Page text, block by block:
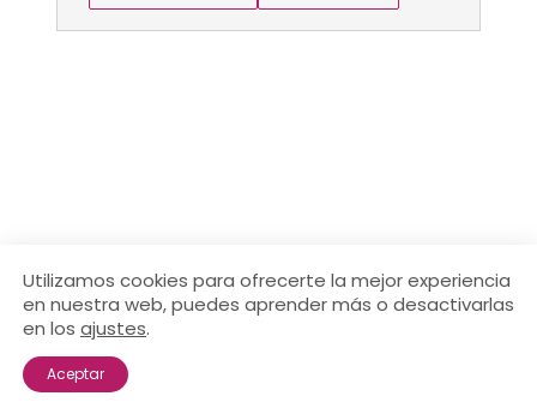
Utilizamos cookies para ofrecerte la mejor experiencia
en nuestra web, puedes aprender más o desactivarlas
en los ajustes.
Aceptar